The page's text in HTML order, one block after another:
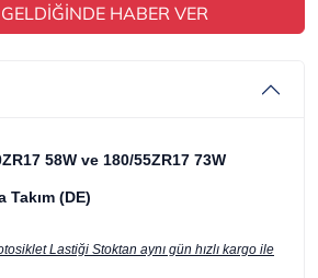
HABER VER
58W ve 180/55ZR17 73W
Takım (DE)
Lastiği Stoktan aynı gün hızlı kargo ile